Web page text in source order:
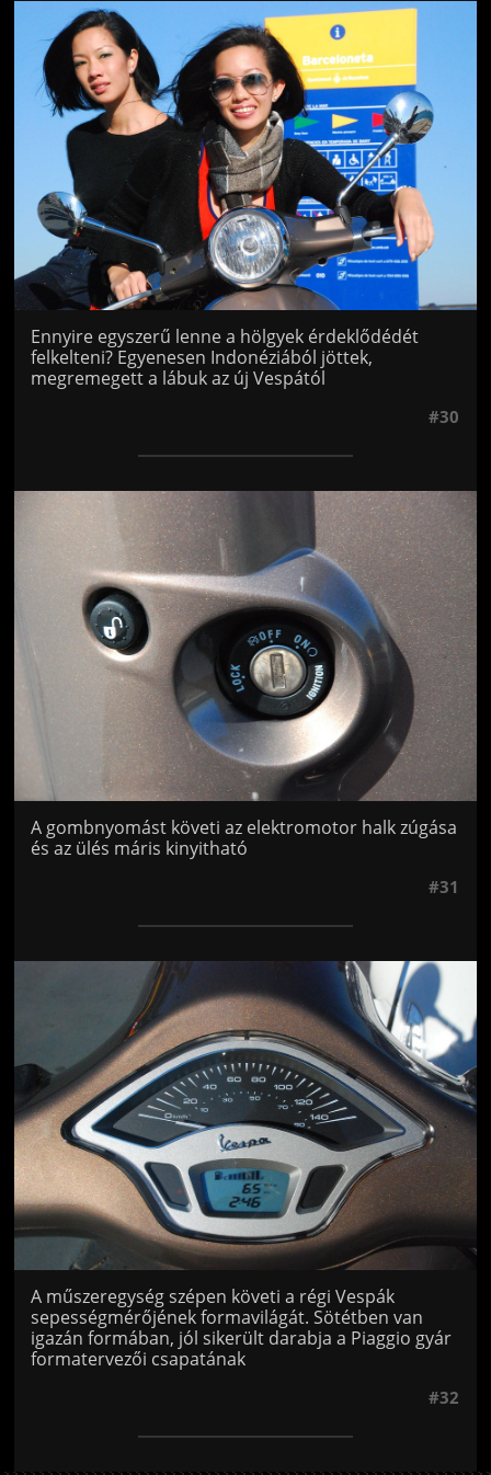
Jön még kép!
Ennyire egyszerű lenne a hölgyek érdeklődédét
felkelteni? Egyenesen Indonéziából jöttek,
megremegett a lábuk az új Vespától
#30
Jön még kép!
A gombnyomást követi az elektromotor halk zúgása
és az ülés máris kinyitható
#31
Jön még kép!
A műszeregység szépen követi a régi Vespák
sepességmérőjének formavilágát. Sötétben van
igazán formában, jól sikerült darabja a Piaggio gyár
formatervezői csapatának
#32